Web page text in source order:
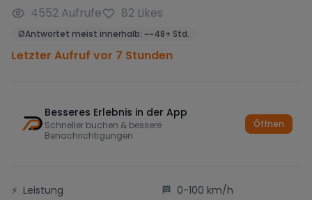
4552 Aufrufe 82 Likes
ØAntwortet meist innerhalb: ~~48+ Std.
Letzter Aufruf vor 7 Stunden
Besseres Erlebnis in der App
Schneller buchen & bessere
Benachrichtigungen
Öffnen
⚡ Leistung 🏁 0-100 km/h